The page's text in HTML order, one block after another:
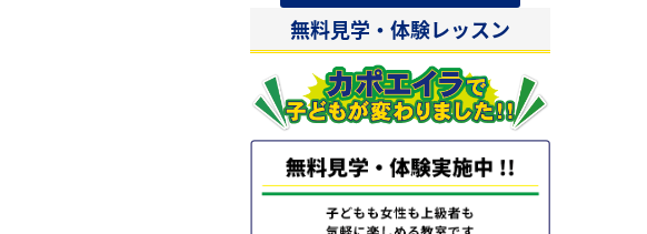
無料見学・体験レッスン